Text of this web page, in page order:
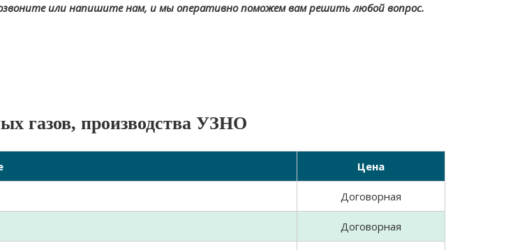
или напишите нам, и мы оперативно поможем вам решить любой вопрос.
газов, производства УЗНО
Цена
Договорная
Договорная